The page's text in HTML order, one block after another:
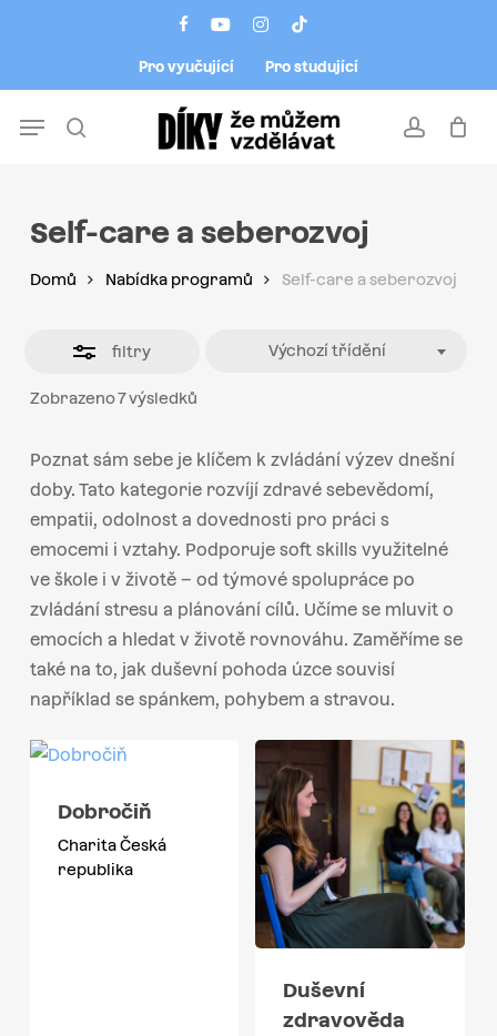
facebookyoutubeinstagram
tiktok
Pro vyučující Pro studující
account
Menu
Self-care a seberozvoj
Domů Nabídka programů Self-care a seberozvoj
filtry
Zobrazeno 7 výsledků
Výchozí třídění
Poznat sám sebe je klíčem k zvládání výzev dnešní
doby. Tato kategorie rozvíjí zdravé sebevědomí,
empatii, odolnost a dovednosti pro práci s
emocemi i vztahy. Podporuje soft skills využitelné
ve škole i v životě – od týmové spolupráce po
zvládání stresu a plánování cílů. Učíme se mluvit o
emocích a hledat v životě rovnováhu. Zaměříme se
také na to, jak duševní pohoda úzce souvisí
například se spánkem, pohybem a stravou.
Dobročiň
Charita Česká
republika
Duševní
zdravověda